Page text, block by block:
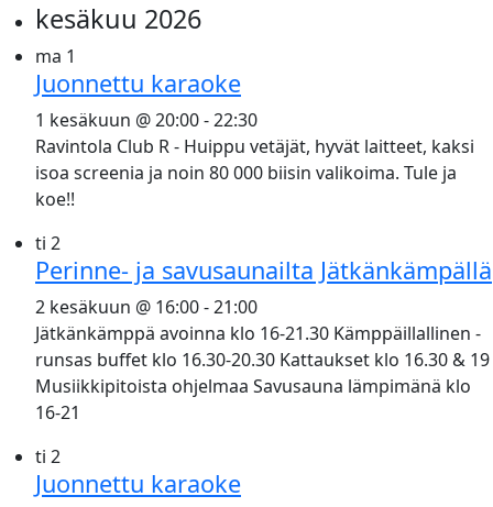
kesäkuu 2026
ma 1
Juonnettu karaoke
1 kesäkuun @ 20:00-22:30
Ravintola Club R - Huippu vetäjät, hyvät laitteet, kaksi
isoa screenia ja noin 80 000 biisin valikoima. Tule ja
koe!!
ti 2
Perinne- ja savusaunailta Jätkänkämpällä
2 kesäkuun @ 16:00-21:00
Jätkänkämppä avoinna klo 16-21.30 Kämppäillallinen -
runsas buffet klo 16.30-20.30 Kattaukset klo 16.30 & 19
Musiikkipitoista ohjelmaa Savusauna lämpimänä klo
16-21
ti 2
Juonnettu karaoke